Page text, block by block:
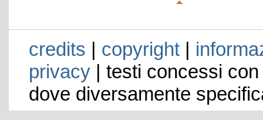
credits | copyright|
privacy| testi concessi
dove diversamente